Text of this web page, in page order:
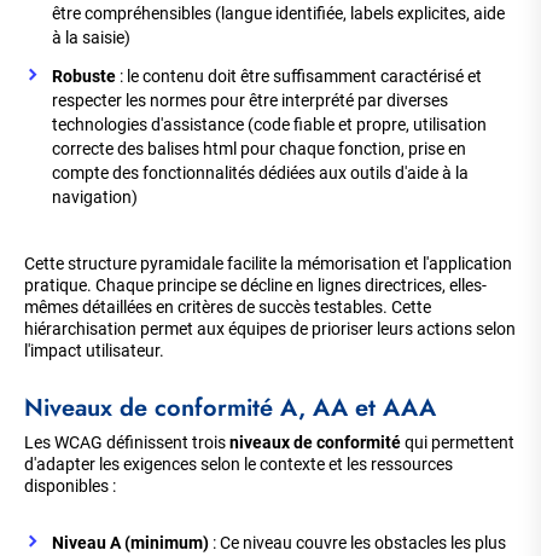
être compréhensibles (langue identifiée, labels explicites, aide
à la saisie)
Robuste : le contenu doit être suffisamment caractérisé et
respecter les normes pour être interprété par diverses
technologies d'assistance (code fiable et propre, utilisation
correcte des balises html pour chaque fonction, prise en
compte des fonctionnalités dédiées aux outils d'aide à la
navigation)
Cette structure pyramidale facilite la mémorisation et l'application
pratique. Chaque principe se décline en lignes directrices, elles-
mêmes détaillées en critères de succès testables. Cette
hiérarchisation permet aux équipes de prioriser leurs actions selon
l'impact utilisateur.
Niveaux de conformité A, AA et AAA
Les WCAG définissent troisniveaux de conformitéqui permettent
d'adapter les exigences selon le contexte et les ressources
disponibles :
Niveau A (minimum) : Ce niveau couvre les obstacles les plus